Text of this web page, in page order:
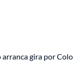
gira por